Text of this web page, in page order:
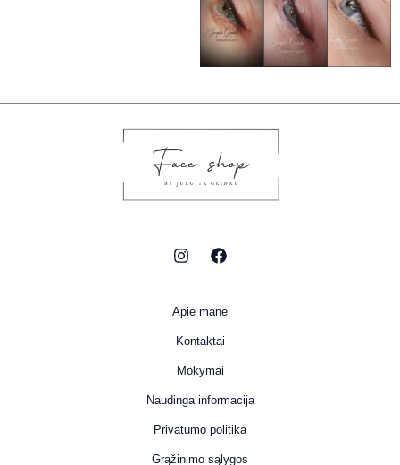
Apie mane
Kontaktai
Mokymai
Naudinga informacija
Privatumo politika
Grąžinimo sąlygos